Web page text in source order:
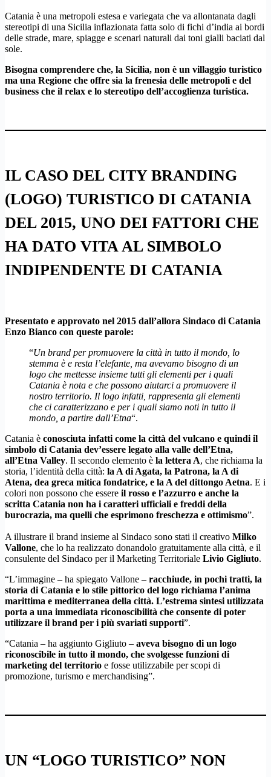
Catania è una metropoli estesa e variegata che va allontanata dagli
stereotipi di una Sicilia inflazionata fatta solo di fichi d’india ai bordi
delle strade, mare, spiagge e scenari naturali dai toni gialli baciati dal
sole.
Bisogna comprendere che, la Sicilia, non è un villaggio turistico
ma una Regione che offre sia la frenesia delle metropoli e del
business che il relax e lo stereotipo dell’accoglienza turistica.
IL CASO DEL CITY BRANDING
(LOGO) TURISTICO DI CATANIA
DEL 2015, UNO DEI FATTORI CHE
HA DATO VITA AL SIMBOLO
INDIPENDENTE DI CATANIA
Presentato e approvato nel 2015 dall’allora Sindaco di Catania
Enzo Bianco con queste parole:
“Un brand per promuovere la città in tutto il mondo, lo
stemma è e resta l’elefante, ma avevamo bisogno di un
logo che mettesse insieme tutti gli elementi per i quali
Catania è nota e che possono aiutarci a promuovere il
nostro territorio. Il logo infatti, rappresenta gli elementi
che ci caratterizzano e per i quali siamo noti in tutto il
mondo, a partire dall’Etna“.
Catania è conosciuta infatti come la città del vulcano e quindi il
simbolo di Catania dev’essere legato alla valle dell’Etna,
all’Etna Valley. Il secondo elemento è la lettera A, che richiama la
storia, l’identità della città: la A di Agata, la Patrona, la A di
Atena, dea greca mitica fondatrice, e la A del dittongo Aetna. E i
colori non possono che essere il rosso e l’azzurro e anche la
scritta Catania non ha i caratteri ufficiali e freddi della
burocrazia, ma quelli che esprimono freschezza e ottimismo”.
A illustrare il brand insieme al Sindaco sono stati il creativo Milko
Vallone, che lo ha realizzato donandolo gratuitamente alla città, e il
consulente del Sindaco per il Marketing Territoriale Livio Gigliuto.
“L’immagine – ha spiegato Vallone – racchiude, in pochi tratti, la
storia di Catania e lo stile pittorico del logo richiama l’anima
marittima e mediterranea della città. L’estrema sintesi utilizzata
porta a una immediata riconoscibilità che consente di poter
utilizzare il brand per i più svariati supporti”.
“Catania – ha aggiunto Gigliuto – aveva bisogno di un logo
riconoscibile in tutto il mondo, che svolgesse funzioni di
marketing del territorio e fosse utilizzabile per scopi di
promozione, turismo e merchandising”.
UN “LOGO TURISTICO” NON